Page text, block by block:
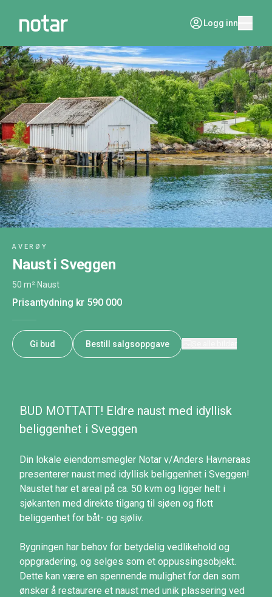
Logg inn
AVERØY
Naust i Sveggen
50 m²·Naust
Prisantydning kr 590 000
Gi bud Bestill salgsoppgave
BUD MOTTATT! Eldre naust med idyllisk
beliggenhet i Sveggen
Din lokale eiendomsmegler Notar v/Anders Havneraas
presenterer naust med idyllisk beliggenhet i Sveggen!
Naustet har et areal på ca. 50 kvm og ligger helt i
sjøkanten med direkte tilgang til sjøen og flott
beliggenhet for båt- og sjøliv.
Bygningen har behov for betydelig vedlikehold og
oppgradering, og selges som et oppussingsobjekt.
Dette kan være en spennende mulighet for den som
ønsker å restaurere et naust med unik plassering ved